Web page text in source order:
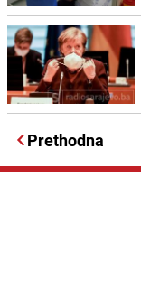
Prethodna